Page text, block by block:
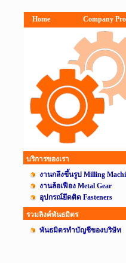
Home Company
บริการของเรา
งานกลึงขึ้นรูป Milling
งานล้อเฟือง Metal Gear
อุปกรณ์ยึดติด Fasteners
รวมลิงค์พันธมิตร
พันธมิตรทำบัญชีของบริษัท